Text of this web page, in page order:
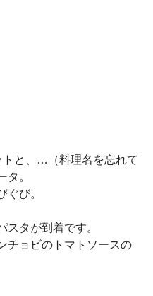
と、…（料理名を忘れて
。
ぐび。
スタが到着です。
チョビのトマトソースの